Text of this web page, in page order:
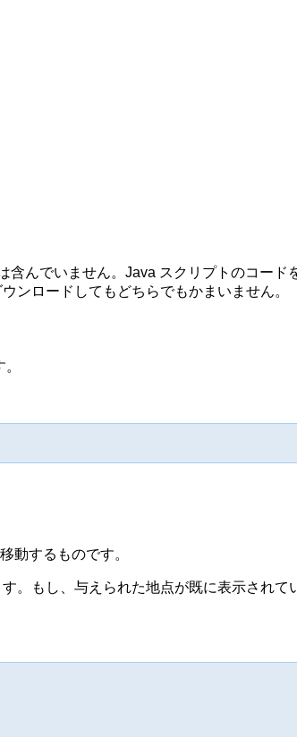
んでいません。Java スクリプトのコー
ンロードしてもどちらでもかまいません。
動するものです。
。もし、与えられた地点が既に表示され